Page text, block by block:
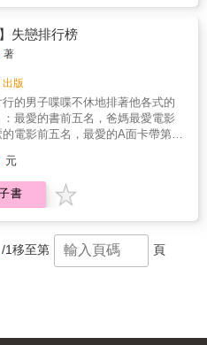
讓作者艾席蒙拉開催淚彈的保險
愛的歷史》作者／尼可．克勞斯
字呼喚我》是一本美麗與智慧兼
不差地以既輕盈又凝縮的謹慎，
場面每一刻的精確真實。這本書將
於書架上介於詹姆斯．鮑德溫《喬
（Giovanni&rsquo;s Room）與
《男孩故事》（A Boy&rsquo;s
之間的位置。這也是一本絕佳的小
。艾席蒙的非小說作品一直清楚地
朝一日他會寫出一本很棒的小
部作品卻是奇蹟。」──《大師》作
旋與退縮處，每一個發出和撤回的
一個偉大的愛情故事
我》很熱門。這是一個成長過程
銘
曾感受過彼此，他是否永不可能成
猛烈的愛，
如何灼燒靈魂的六個
心裡留下一生的印記⋯⋯ ▍好評
蹟！ 「如果你已經準備好
你的臟腑，喜歡勇敢、尖銳、狂
忍、溫柔、人性與美麗的散文，
喚起的強烈懊悔，或記起渴求某個
何事物所帶來的痛苦、得到或失
完全瞭然的東西而來的猛烈折磨，
讓作者艾席蒙拉開催淚彈的保險
愛的歷史》作者／尼可．克勞斯
出最使他傷心難過的前五名女友，
戀排行榜」。洛和他唱片行的兩
克和巴瑞，最常做的事也是興致
各式各樣、稀奇古怪的top 5，像
五名唱片第一面第一首，最佳的前
樂，最佳的前五名有字幕的外國電
我嘲謔當中，洛看著他三十多年
張張唱片專輯的名稱、歌名和曲
流淌著：一旦對一個女孩有好感，
的結束，曾經幫他陷入愛河的音
戀時使他悲傷。即將邁向三十六
發現與自己最熱愛的音樂共度的
活，只是世俗眼光下尚未脫離青春
材」：聽了太多音樂只是把人生搞
年的人擁有了事業、婚姻，只有千
失戀排行榜
著
版
的男子喋喋不休地排著他各式的
：最愛的書前五名，爸媽最愛電影
電影前五名，最愛的A面卡帶第一
的一條小巷子裡，三十五歲的洛．
家小小的二手唱片行。在三年同
的女友蘿拉棄他而去，搬離他塞滿
出最使他傷心難過的前五名女友，
失戀排行榜」。洛和他唱片行的兩
我嘲謔當中，洛看著他三十多年
元
書
/1移至第 頁